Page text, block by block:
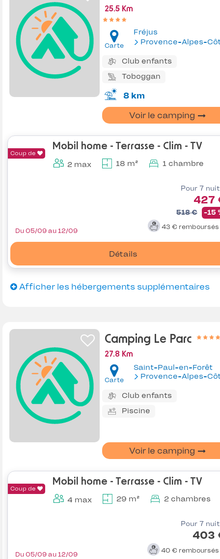
25.5 Km
Carte
Fréjus
Provence-Alpes-Côte
Club enfants
Toboggan
8 km
Voir le camping
Coup de
Mobil home - Terrasse - Clim - TV
2 max 18 m² 1 chambre
Pour 7
427
518 € -15
43 € remboursés
Détails
Du 05/09 au 12/09
Afficher les hébergements supplémentaires
Camping Le Parc
27.8 Km
Carte
Saint-Paul-en-Forêt
Provence-Alpes-Côte
Club enfants
Piscine
Voir le camping
Coup de
Mobil home - Terrasse - Clim - TV
4 max 29 m² 2 chambres
Pour 7
403
40 € remboursés
Du 05/09 au 12/09